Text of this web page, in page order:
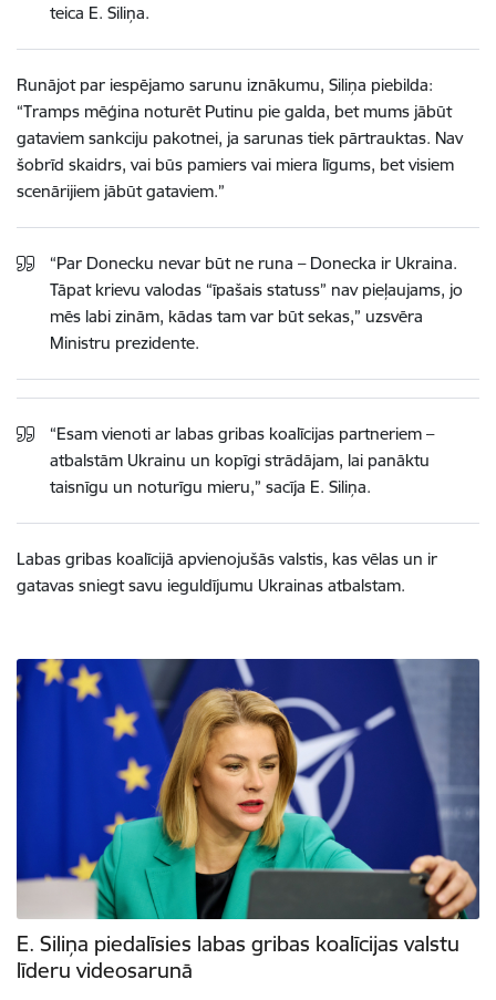
teica E. Siliņa.
Runājot par iespējamo sarunu iznākumu, Siliņa piebilda:
“Tramps mēģina noturēt Putinu pie galda, bet mums jābūt
gataviem sankciju pakotnei, ja sarunas tiek pārtrauktas. Nav
šobrīd skaidrs, vai būs pamiers vai miera līgums, bet visiem
scenārijiem jābūt gataviem.”
“Par Donecku nevar būt ne runa – Donecka ir Ukraina.
Tāpat krievu valodas “īpašais statuss” nav pieļaujams, jo
mēs labi zinām, kādas tam var būt sekas,” uzsvēra
Ministru prezidente.
“Esam vienoti ar labas gribas koalīcijas partneriem –
atbalstām Ukrainu un kopīgi strādājam, lai panāktu
taisnīgu un noturīgu mieru,” sacīja E. Siliņa.
Labas gribas koalīcijā apvienojušās valstis, kas vēlas un ir
gatavas sniegt savu ieguldījumu Ukrainas atbalstam.
E. Siliņa piedalīsies labas gribas koalīcijas valstu
līderu videosarunā